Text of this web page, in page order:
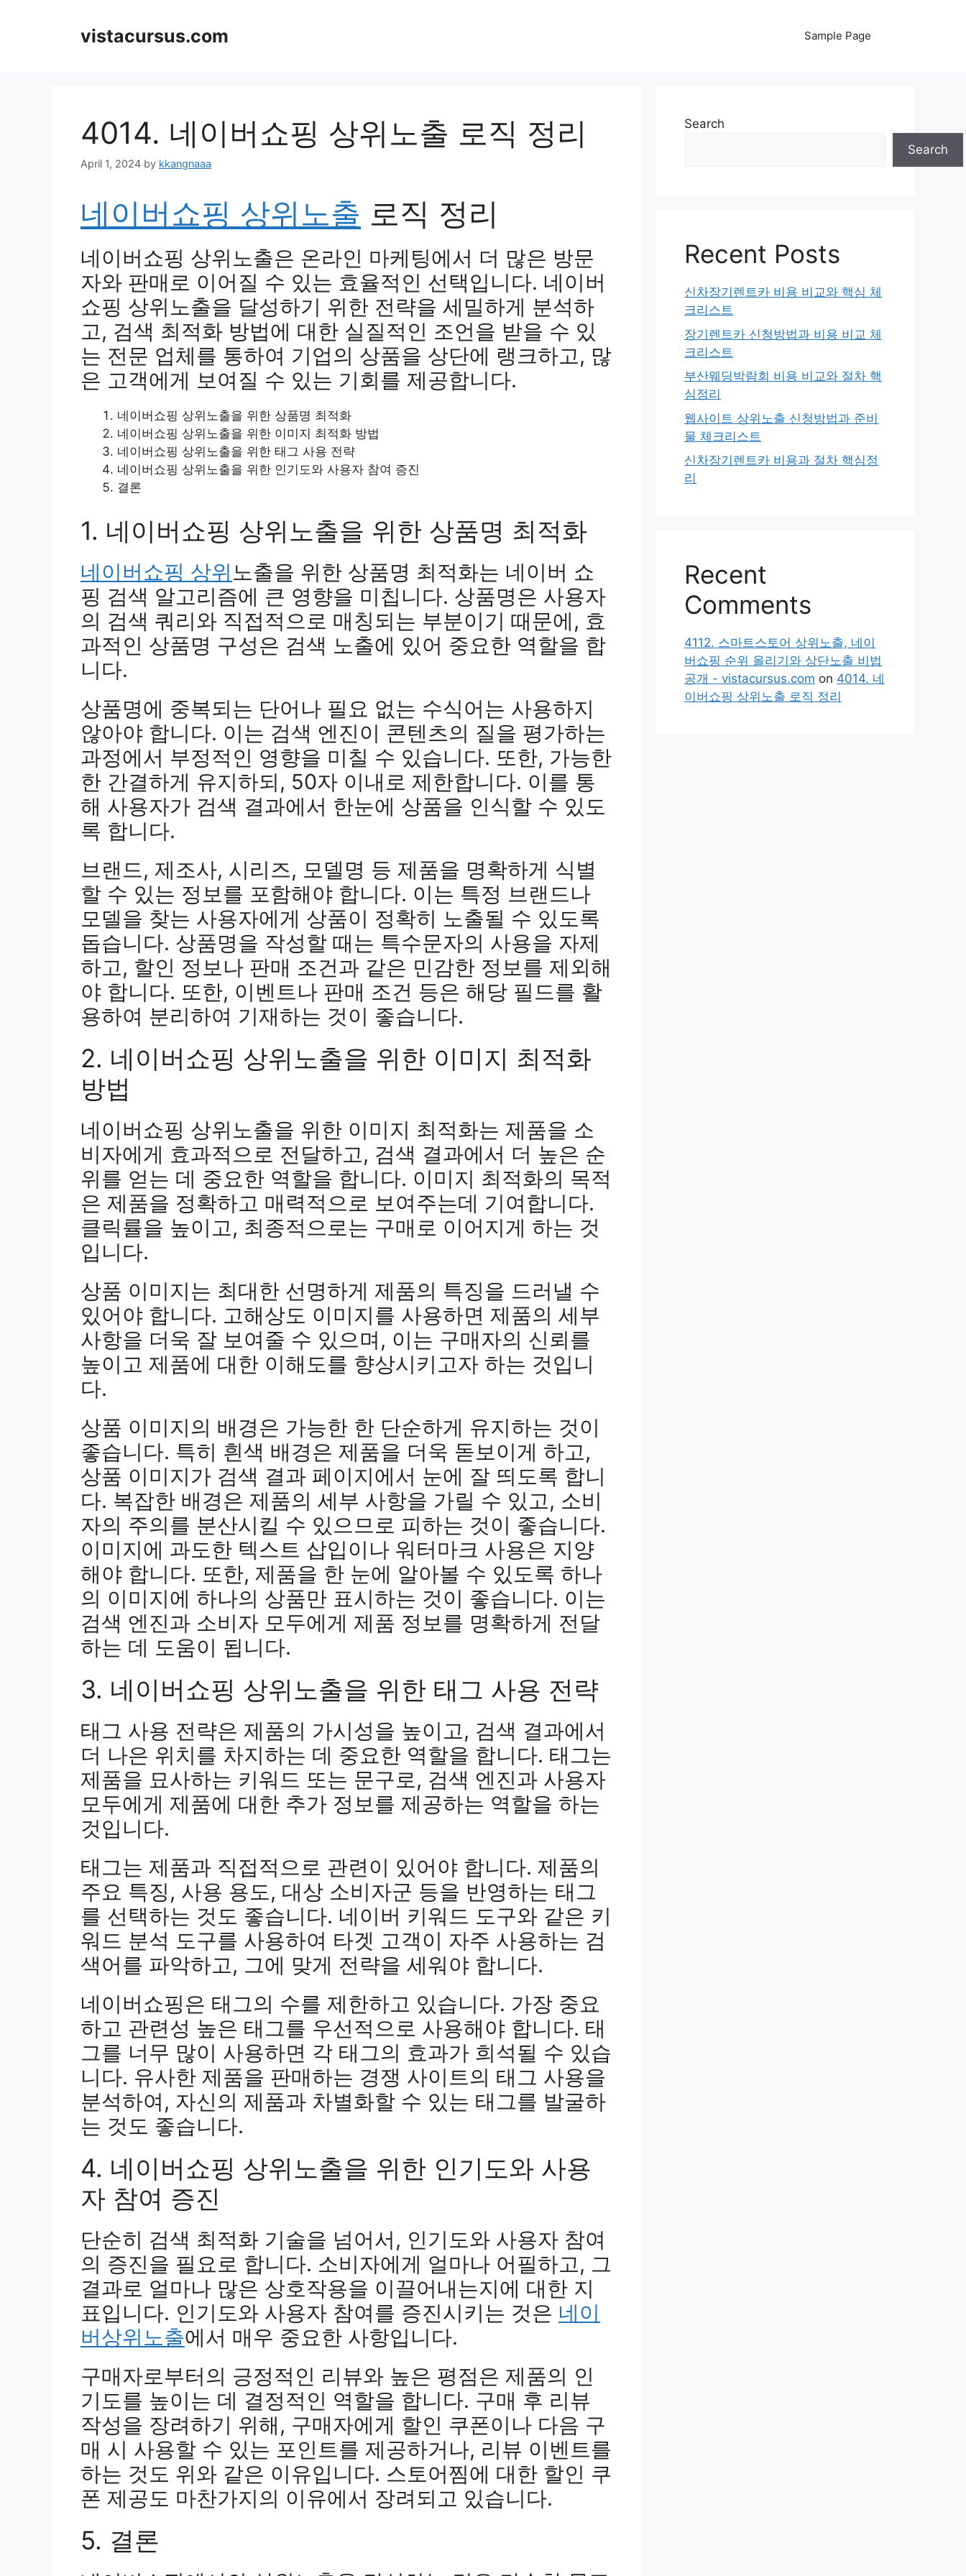
vistacursus.com Sample Page
4014. 네이버쇼핑 상위노출 로직 정리
April 1, 2024 by kkangnaaa
네이버쇼핑 상위노출 로직 정리
네이버쇼핑 상위노출은 온라인 마케팅에서 더 많은 방문
자와 판매로 이어질 수 있는 효율적인 선택입니다. 네이버
쇼핑 상위노출을 달성하기 위한 전략을 세밀하게 분석하
고, 검색 최적화 방법에 대한 실질적인 조언을 받을 수 있
는 전문 업체를 통하여 기업의 상품을 상단에 랭크하고, 많
은 고객에게 보여질 수 있는 기회를 제공합니다.
네이버쇼핑 상위노출을 위한 상품명 최적화
네이버쇼핑 상위노출을 위한 이미지 최적화 방법
네이버쇼핑 상위노출을 위한 태그 사용 전략
네이버쇼핑 상위노출을 위한 인기도와 사용자 참여 증진
결론
1. 네이버쇼핑 상위노출을 위한 상품명 최적화
네이버쇼핑 상위 노출을 위한 상품명 최적화는 네이버 쇼
핑 검색 알고리즘에 큰 영향을 미칩니다. 상품명은 사용자
의 검색 쿼리와 직접적으로 매칭되는 부분이기 때문에, 효
과적인 상품명 구성은 검색 노출에 있어 중요한 역할을 합
니다.
상품명에 중복되는 단어나 필요 없는 수식어는 사용하지
않아야 합니다. 이는 검색 엔진이 콘텐츠의 질을 평가하는
과정에서 부정적인 영향을 미칠 수 있습니다. 또한, 가능한
한 간결하게 유지하되, 50자 이내로 제한합니다. 이를 통
해 사용자가 검색 결과에서 한눈에 상품을 인식할 수 있도
록 합니다.
브랜드, 제조사, 시리즈, 모델명 등 제품을 명확하게 식별
할 수 있는 정보를 포함해야 합니다. 이는 특정 브랜드나
모델을 찾는 사용자에게 상품이 정확히 노출될 수 있도록
돕습니다. 상품명을 작성할 때는 특수문자의 사용을 자제
하고, 할인 정보나 판매 조건과 같은 민감한 정보를 제외해
야 합니다. 또한, 이벤트나 판매 조건 등은 해당 필드를 활
용하여 분리하여 기재하는 것이 좋습니다.
2. 네이버쇼핑 상위노출을 위한 이미지 최적화
방법
네이버쇼핑 상위노출을 위한 이미지 최적화는 제품을 소
비자에게 효과적으로 전달하고, 검색 결과에서 더 높은 순
위를 얻는 데 중요한 역할을 합니다. 이미지 최적화의 목적
은 제품을 정확하고 매력적으로 보여주는데 기여합니다.
클릭률을 높이고, 최종적으로는 구매로 이어지게 하는 것
입니다.
상품 이미지는 최대한 선명하게 제품의 특징을 드러낼 수
있어야 합니다. 고해상도 이미지를 사용하면 제품의 세부
사항을 더욱 잘 보여줄 수 있으며, 이는 구매자의 신뢰를
높이고 제품에 대한 이해도를 향상시키고자 하는 것입니
다.
상품 이미지의 배경은 가능한 한 단순하게 유지하는 것이
좋습니다. 특히 흰색 배경은 제품을 더욱 돋보이게 하고,
상품 이미지가 검색 결과 페이지에서 눈에 잘 띄도록 합니
다. 복잡한 배경은 제품의 세부 사항을 가릴 수 있고, 소비
자의 주의를 분산시킬 수 있으므로 피하는 것이 좋습니다.
이미지에 과도한 텍스트 삽입이나 워터마크 사용은 지양
해야 합니다. 또한, 제품을 한 눈에 알아볼 수 있도록 하나
의 이미지에 하나의 상품만 표시하는 것이 좋습니다. 이는
검색 엔진과 소비자 모두에게 제품 정보를 명확하게 전달
하는 데 도움이 됩니다.
3. 네이버쇼핑 상위노출을 위한 태그 사용 전략
태그 사용 전략은 제품의 가시성을 높이고, 검색 결과에서
더 나은 위치를 차지하는 데 중요한 역할을 합니다. 태그는
제품을 묘사하는 키워드 또는 문구로, 검색 엔진과 사용자
모두에게 제품에 대한 추가 정보를 제공하는 역할을 하는
것입니다.
태그는 제품과 직접적으로 관련이 있어야 합니다. 제품의
주요 특징, 사용 용도, 대상 소비자군 등을 반영하는 태그
를 선택하는 것도 좋습니다. 네이버 키워드 도구와 같은 키
워드 분석 도구를 사용하여 타겟 고객이 자주 사용하는 검
색어를 파악하고, 그에 맞게 전략을 세워야 합니다.
네이버쇼핑은 태그의 수를 제한하고 있습니다. 가장 중요
하고 관련성 높은 태그를 우선적으로 사용해야 합니다. 태
그를 너무 많이 사용하면 각 태그의 효과가 희석될 수 있습
니다. 유사한 제품을 판매하는 경쟁 사이트의 태그 사용을
분석하여, 자신의 제품과 차별화할 수 있는 태그를 발굴하
는 것도 좋습니다.
4. 네이버쇼핑 상위노출을 위한 인기도와 사용
자 참여 증진
단순히 검색 최적화 기술을 넘어서, 인기도와 사용자 참여
의 증진을 필요로 합니다. 소비자에게 얼마나 어필하고, 그
결과로 얼마나 많은 상호작용을 이끌어내는지에 대한 지
표입니다. 인기도와 사용자 참여를 증진시키는 것은 네이
버상위노출에서 매우 중요한 사항입니다.
구매자로부터의 긍정적인 리뷰와 높은 평점은 제품의 인
기도를 높이는 데 결정적인 역할을 합니다. 구매 후 리뷰
작성을 장려하기 위해, 구매자에게 할인 쿠폰이나 다음 구
매 시 사용할 수 있는 포인트를 제공하거나, 리뷰 이벤트를
하는 것도 위와 같은 이유입니다. 스토어찜에 대한 할인 쿠
폰 제공도 마찬가지의 이유에서 장려되고 있습니다.
5. 결론
Search
Search
Recent Posts
신차장기렌트카 비용 비교와 핵심 체
크리스트
장기렌트카 신청방법과 비용 비교 체
크리스트
부산웨딩박람회 비용 비교와 절차 핵
심정리
웹사이트 상위노출 신청방법과 준비
물 체크리스트
신차장기렌트카 비용과 절차 핵심정
리
Recent
Comments
4112. 스마트스토어 상위노출, 네이
버쇼핑 순위 올리기와 상단노출 비법
공개 - vistacursus.com on 4014. 네
이버쇼핑 상위노출 로직 정리